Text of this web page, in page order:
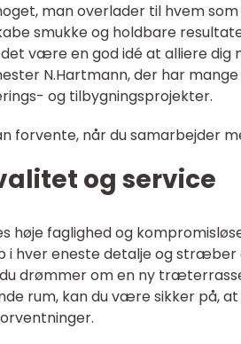
man overlader til hvem
smukke og holdbare
være en god idé at alliere dig
N.Hartmann, der har
og tilbygningsprojekter.
forvente, når du samarbejder
og service
høje faglighed og
i hver eneste detalje og
drømmer om en ny
rum, kan du være sikker på,